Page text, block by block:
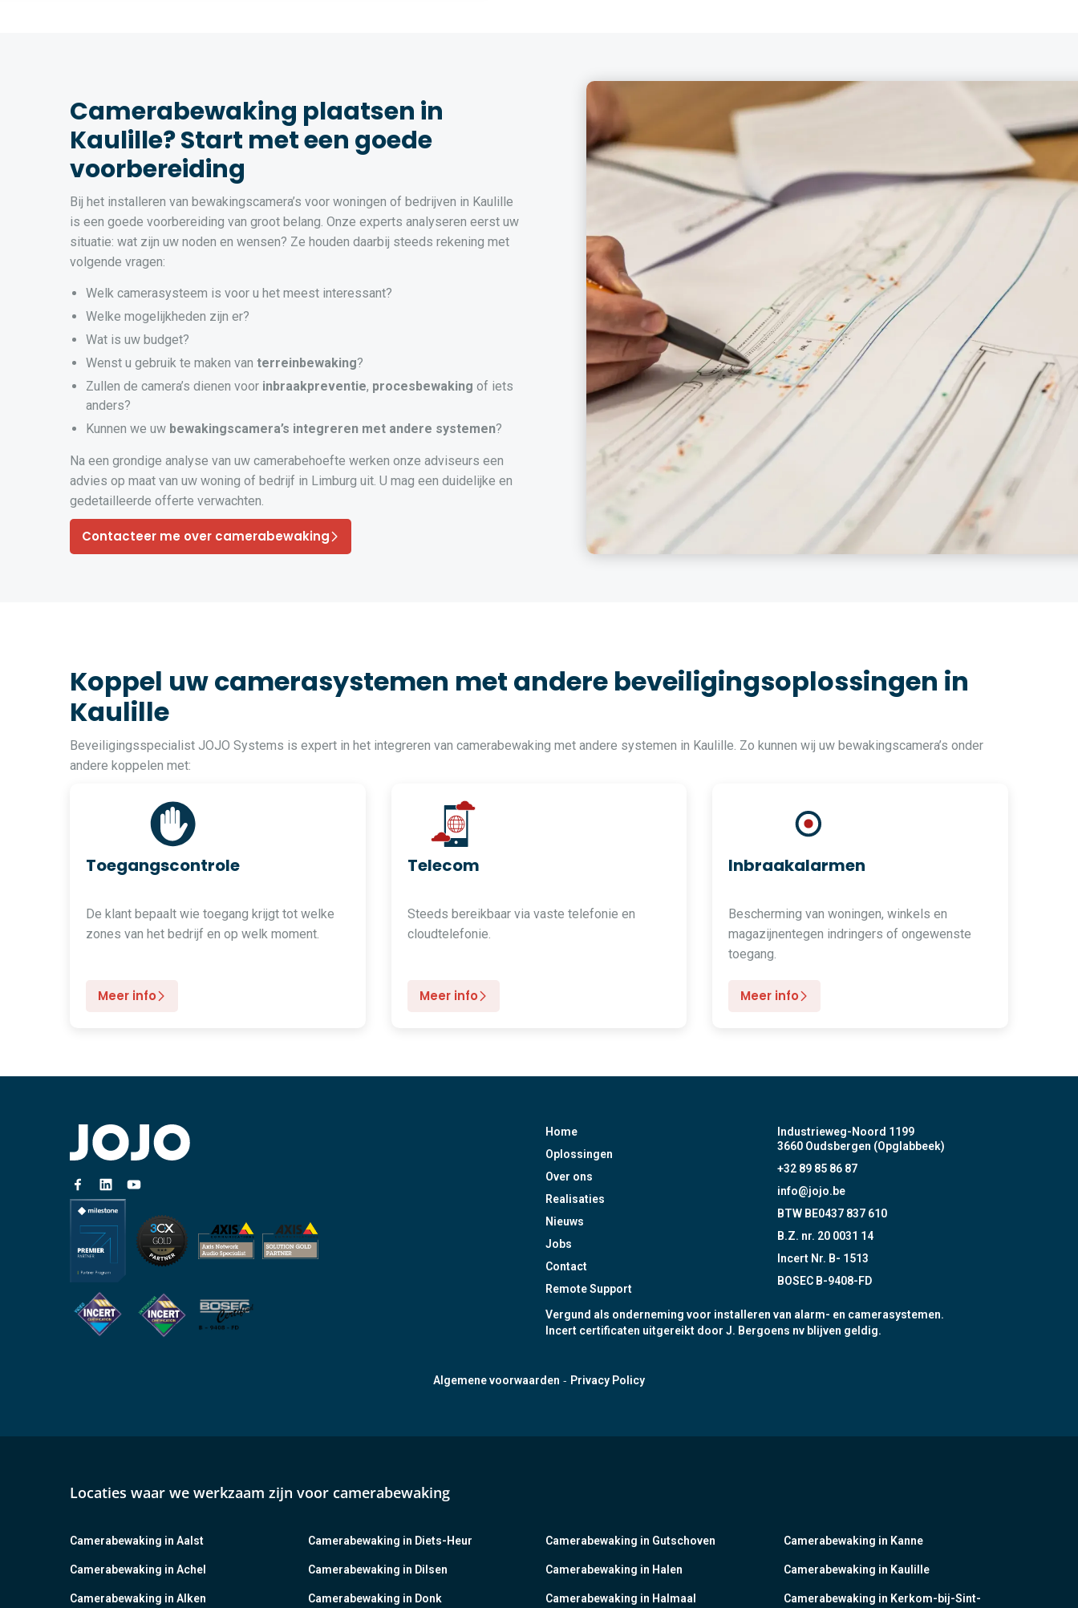
Camerabewaking plaatsen in
Kaulille? Start met een goede
voorbereiding
Bij het installeren van bewakingscamera’s voor woningen of bedrijven in Kaulille
is een goede voorbereiding van groot belang. Onze experts analyseren eerst uw
situatie: wat zijn uw noden en wensen? Ze houden daarbij steeds rekening met
volgende vragen:
Welk camerasysteem is voor u het meest interessant?
Welke mogelijkheden zijn er?
Wat is uw budget?
Wenst u gebruik te maken van terreinbewaking?
Zullen de camera’s dienen voor inbraakpreventie, procesbewaking of iets
anders?
Kunnen we uw bewakingscamera’s integreren met andere systemen?
Na een grondige analyse van uw camerabehoefte werken onze adviseurs een
advies op maat van uw woning of bedrijf in Limburg uit. U mag een duidelijke en
gedetailleerde offerte verwachten.
Contacteer me over camerabewaking
Koppel uw camerasystemen met andere beveiligingsoplossingen in
Kaulille
Beveiligingsspecialist JOJO Systems is expert in het integreren van camerabewaking met andere systemen in Kaulille. Zo kunnen wij uw bewakingscamera’s onder
andere koppelen met:
Toegangscontrole
De klant bepaalt wie toegang krijgt tot welke
zones van het bedrijf en op welk moment.
Meer info
Telecom
Steeds bereikbaar via vaste telefonie en
cloudtelefonie.
Meer info
Inbraakalarmen
Bescherming van woningen, winkels en
magazijnentegen indringers of ongewenste
toegang.
Meer info
Home
Oplossingen
Over ons
Realisaties
Nieuws
Jobs
Contact
Remote Support
Industrieweg-Noord 1199
3660 Oudsbergen (Opglabbeek)
+32 89 85 86 87
info@jojo.be
BTW BE0437 837 610
B.Z. nr. 20 0031 14
Incert Nr. B- 1513
BOSEC B-9408-FD
Vergund als onderneming voor installeren van alarm- en camerasystemen.
Incert certificaten uitgereikt door J. Bergoens nv blijven geldig.
Algemene voorwaarden - Privacy Policy
Locaties waar we werkzaam zijn voor camerabewaking
Camerabewaking in Aalst
Camerabewaking in Achel
Camerabewaking in Alken
Camerabewaking in Diets-Heur
Camerabewaking in Dilsen
Camerabewaking in Donk
Camerabewaking in Gutschoven
Camerabewaking in Halen
Camerabewaking in Halmaal
Camerabewaking in Kanne
Camerabewaking in Kaulille
Camerabewaking in Kerkom-bij-Sint-